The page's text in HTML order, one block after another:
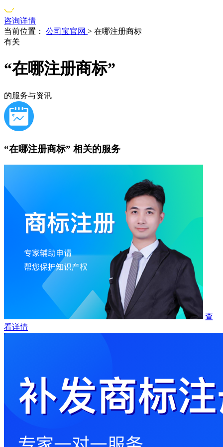
咨询详情
当前位置：
公司宝官网 > 在哪注册商标
有关
“在哪注册商标”
的服务与资讯
“在哪注册商标” 相关的服务
查
看详情